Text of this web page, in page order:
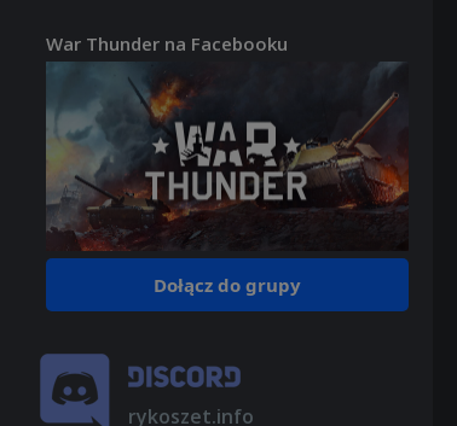
War Thunder na Facebooku
Dołącz do grupy
rykoszet.info